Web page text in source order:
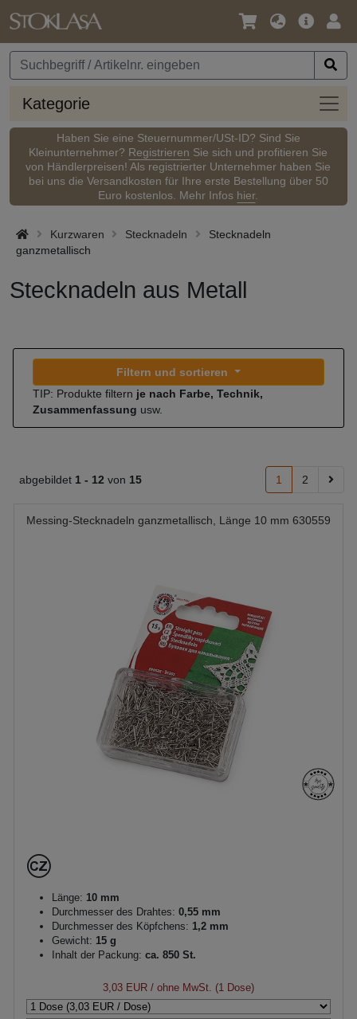
Sprache
Währung
Kategorie
Haben Sie eine Steuernummer/USt-ID? Sind Sie
Kleinunternehmer? Registrieren Sie sich und profitieren Sie
von Händlerpreisen! Als registrierter Unternehmer haben Sie
bei uns die Versandkosten für Ihre erste Bestellung über 50
Euro kostenlos. Mehr Infos hier.
Kurzwaren Stecknadeln
Stecknadeln
ganzmetallisch
Stecknadeln aus Metall
Filtern und sortieren
TIP: Produkte filtern je nach Farbe, Technik,
Zusammenfassung usw.
abgebildet 1 - 12 von 15 1 2
Messing-Stecknadeln ganzmetallisch, Länge 10 mm 630559
Länge: 10 mm
Durchmesser des Drahtes: 0,55 mm
Durchmesser des Köpfchens: 1,2 mm
Gewicht: 15 g
Inhalt der Packung: ca. 850 St.
3,03 EUR / ohne MwSt. (1 Dose)